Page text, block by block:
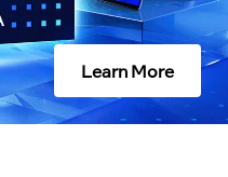
Learn More